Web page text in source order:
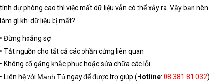
tính dự phòng cao thì việc mất dữ liệu vẫn có thể xảy ra. Vậy bạn nên
làm gì khi dữ liệu bị mất?
• Đừng hoảng sợ
• Tắt nguồn cho tất cả các phần cứng liên quan
• Không cố gắng khắc phục hoặc sửa chữa các lỗi
• Liên hệ với Mạnh Tú ngay để được trợ giúp ( Hotline: 08.381.81.032)